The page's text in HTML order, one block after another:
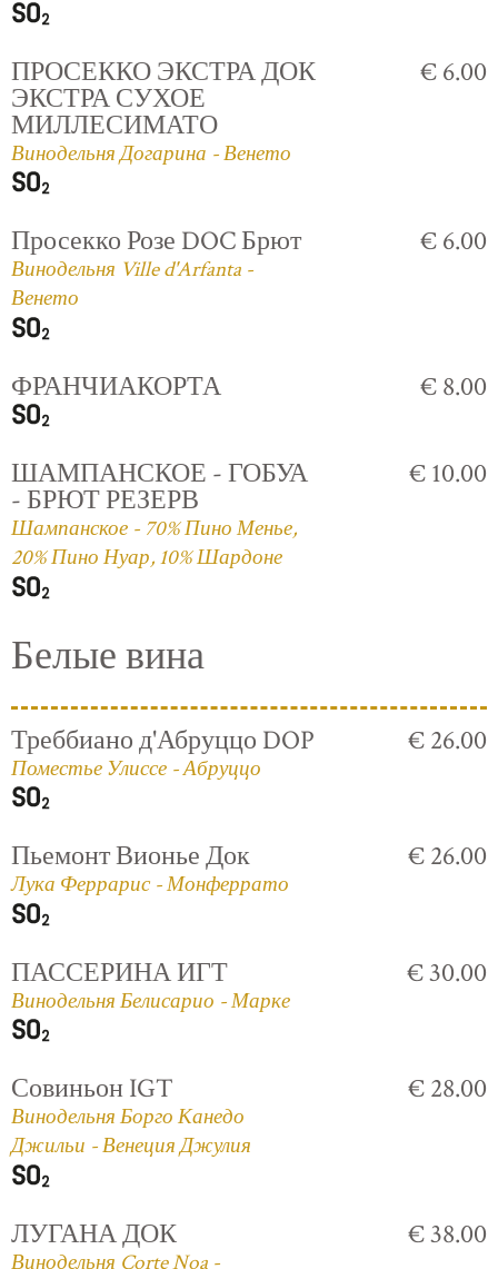
ПРОСЕККО ЭКСТРА ДОК
ЭКСТРА СУХОЕ
МИЛЛЕСИМАТО
Винодельня Догарина - Венето
€ 6.00
Просекко Розе DOC Брют
Винодельня Ville d'Arfanta -
Венето
€ 6.00
ФРАНЧИАКОРТА € 8.00
ШАМПАНСКОЕ - ГОБУА
- БРЮТ РЕЗЕРВ
Шампанское - 70% Пино Менье,
20% Пино Нуар, 10% Шардоне
€ 10.00
Белые вина
Треббиано д'Абруццо DOP
Поместье Улиссе - Абруццо
€ 26.00
Пьемонт Вионье Док
Лука Феррарис - Монферрато
€ 26.00
ПАССЕРИНА ИГТ
Винодельня Белисарио - Марке
€ 30.00
Совиньон IGT
Винодельня Борго Канедо
Джильи - Венеция Джулия
€ 28.00
ЛУГАНА ДОК
Винодельня Corte Noa -
€ 38.00